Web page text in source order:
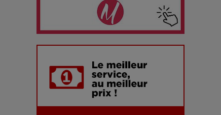
Les dessous de la fast fashion : un désastre écologique en
7 Techniques Secrètes des Photographes de Stars
Adieu Jean-Pat : rire au bord du précipice